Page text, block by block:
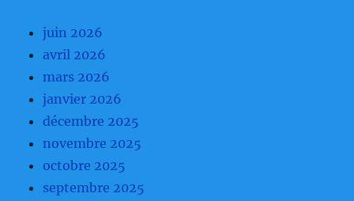
juin 2026
avril 2026
mars 2026
janvier 2026
décembre 2025
novembre 2025
octobre 2025
septembre 2025